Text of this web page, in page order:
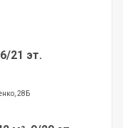
21 эт.
28Б